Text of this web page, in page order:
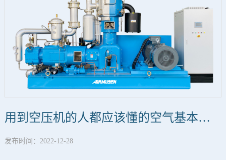
用到空压机的人都应该懂的空气基本理
论知识(一）
发布时间：2022-12-28